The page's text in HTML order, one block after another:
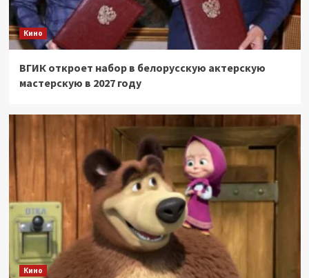
Кино
ВГИК откроет набор в белорусскую актерскую
мастерскую в 2027 году
Кино